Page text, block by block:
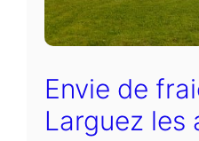
Envie de
Larguez les